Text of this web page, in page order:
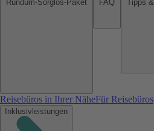
Reisebüros in Ihrer NäheFür Reisebüros
Inklusivleistungen